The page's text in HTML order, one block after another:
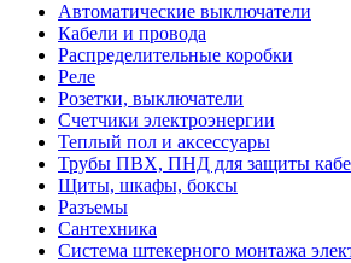
Автоматические выключатели
Кабели и провода
Распределительные коробки
Реле
Розетки, выключатели
Счетчики электроэнергии
Теплый пол и аксессуары
Трубы ПВХ, ПНД для защиты
Щиты, шкафы, боксы
Разъемы
Сантехника
Система штекерного монтажа